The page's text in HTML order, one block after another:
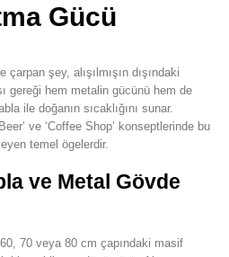
Gücü
şey, alışılmışın dışındaki
gereği hem metalin gücünü hem de
ile doğanın sıcaklığını sunar.
ve ‘Coffee Shop’ konseptlerinde bu
temel ögelerdir.
ve Metal Gövde
70 veya 80 cm çapındaki masif